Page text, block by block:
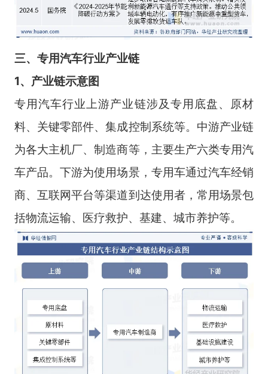
三、 专用汽车行业产业链
1、产业链示意图
专用汽车行业上游产业链涉及专用底盘、原材
料、关键零部件、集成控制系统等。中游产业链
为各大主机厂、制造商等，主要生产六类专用汽
车产品。下游为使用场景，专用车通过汽车经销
商、互联网平台等渠道到达使用者，常用场景包
括物流运输、医疗救护、基建、城市养护等。